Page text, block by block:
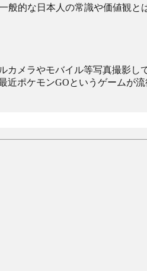
的な日本人の常識や価値観
メラやモバイル等写真撮影し
ポケモンGOというゲームが